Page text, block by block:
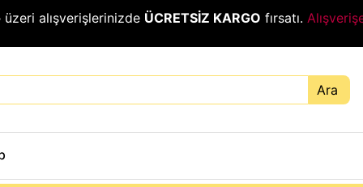
üzeri alışverişlerinizde ÜCRETSİZ KARGO fırsatı.
Ara